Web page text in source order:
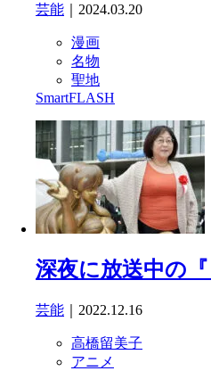
芸能 ｜2024.03.20
漫画
名物
聖地
SmartFLASH
深夜に放送中の
芸能 ｜2022.12.16
高橋留美子
アニメ